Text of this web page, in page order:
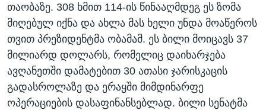
თაობაზე. 308 ხმით 114-ის წინააღმდეგ ეს ზომა
მიღებულ იქნა და ახლა მას ხელი უნდა მოაწეროს
თვით პრეზიდენტმა ობამამ. ეს ბილი მოიცავს 37
მილიარდ დოლარს, რომელიც დაიხარჯება
ავღანეთში დამატებით 30 ათასი ჯარისკაცის
გადასროლაზე და ერაყში მიმდინარფე
ოპერაციების დასაფინანსებლად. ბილი სენატმა